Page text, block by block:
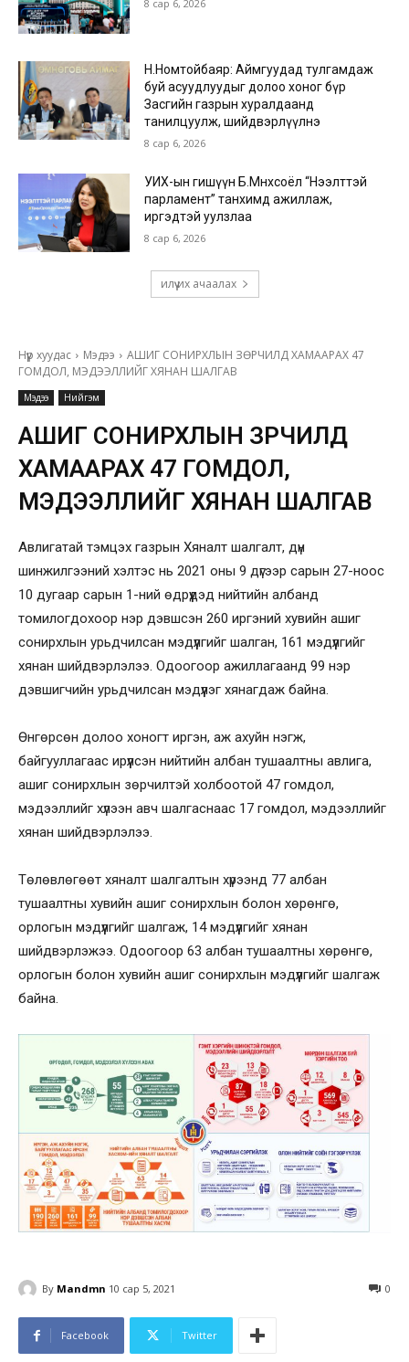
8 сар 6, 2026
Н.Номтойбаяр: Аймгуудад тулгамдаж
буй асуудлуудыг долоо хоног бүр
Засгийн газрын хуралдаанд
танилцуулж, шийдвэрлүүлнэ
8 сар 6, 2026
УИХ-ын гишүүн Б.Мөнхсоёл “Нээлттэй
парламент” танхимд ажиллаж,
иргэдтэй уулзлаа
8 сар 6, 2026
илүү их ачаалах